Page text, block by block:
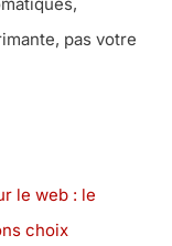
pas votre
le web : le
choix